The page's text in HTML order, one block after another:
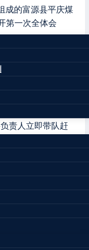
成的富源县平庆煤
第一次全体会
平庆煤矿发生煤
有98人，最终97
时42分，该矿
传感器相继出现
监察局及其云南
责人立即带队赶
确认该矿发生了
山安监局和云南
示批示，国家矿
政府及其有关部
救援工作。3月17
毕，确认1人遇